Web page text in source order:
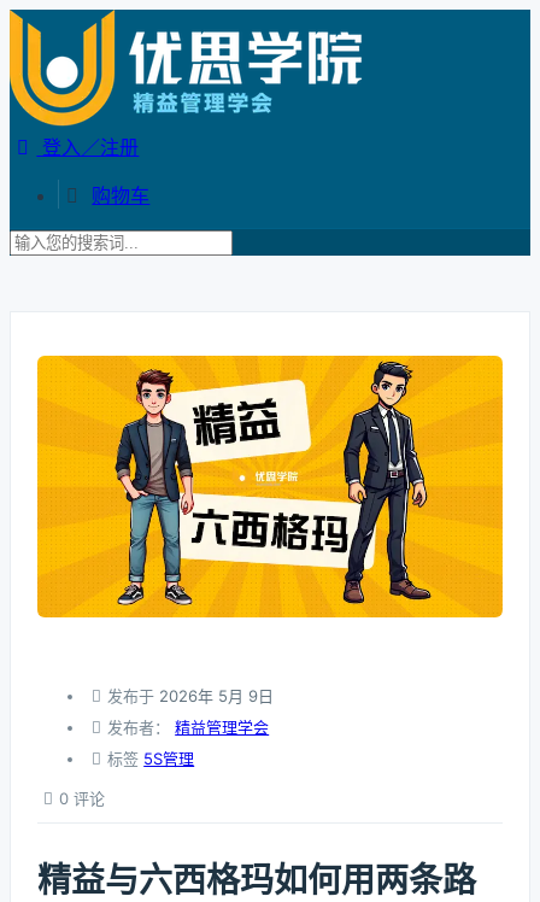
登入／注册
购物车
发布于 2026年 5月 9日
发布者：精益管理学会
标签 5S管理
0 评论
精益与六西格玛如何用两条路